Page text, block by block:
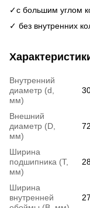
✓c большим углом
✓ без внутренних
Внутренний
диаметр (d,
мм)
Внешний
диаметр (D,
мм)
72
Ширина
подшипника (T,
мм)
Ширина
внутренней
27